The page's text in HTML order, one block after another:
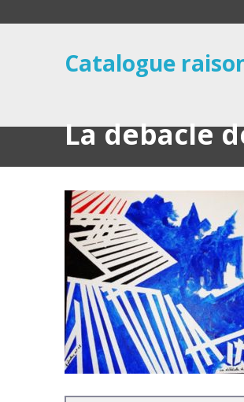
Catalogue
La debacle